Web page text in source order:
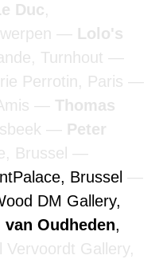
Duc,
Lolo's
Turnhout
Perrotin, Paris
Thomas
Peter
Brussel
Brussel
DM Gallery,
Oudheden,
Vervoordt Gallery,